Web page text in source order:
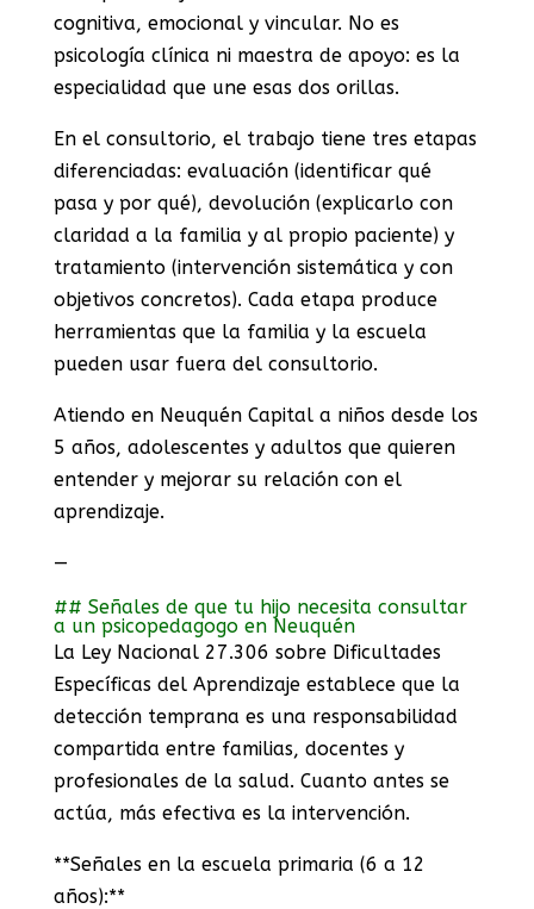
cognitiva, emocional y vincular. No es
psicología clínica ni maestra de apoyo: es la
especialidad que une esas dos orillas.
En el consultorio, el trabajo tiene tres etapas
diferenciadas: evaluación (identificar qué
pasa y por qué), devolución (explicarlo con
claridad a la familia y al propio paciente) y
tratamiento (intervención sistemática y con
objetivos concretos). Cada etapa produce
herramientas que la familia y la escuela
pueden usar fuera del consultorio.
Atiendo en Neuquén Capital a niños desde los
5 años, adolescentes y adultos que quieren
entender y mejorar su relación con el
aprendizaje.
—
## Señales de que tu hijo necesita consultar
a un psicopedagogo en Neuquén
La Ley Nacional 27.306 sobre Dificultades
Específicas del Aprendizaje establece que la
detección temprana es una responsabilidad
compartida entre familias, docentes y
profesionales de la salud. Cuanto antes se
actúa, más efectiva es la intervención.
**Señales en la escuela primaria (6 a 12
años):**